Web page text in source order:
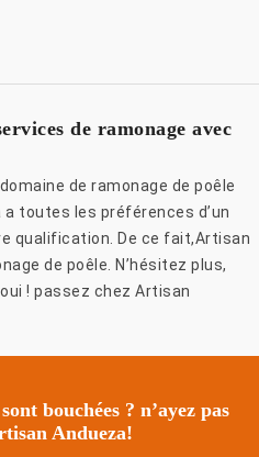
de ramonage avec
de ramonage de poêle
toutes les préférences d’un
qualification. De ce fait,Artisan
de poêle. N’hésitez plus,
! passez chez Artisan
bouchées ? n’ayez pas
Andueza!